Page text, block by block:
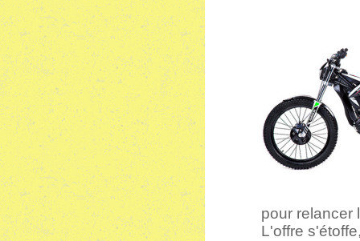
pour relancer
L'offre